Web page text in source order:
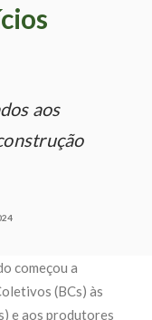
aos
começou a
(BCs) às
e aos produtores